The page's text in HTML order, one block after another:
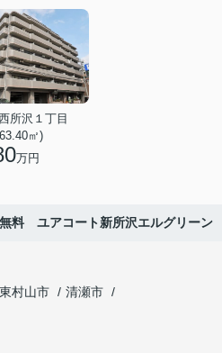
所沢１丁目
㎡)
万円
料 ユアコート新所沢エルグリーン
東村山市
清瀬市